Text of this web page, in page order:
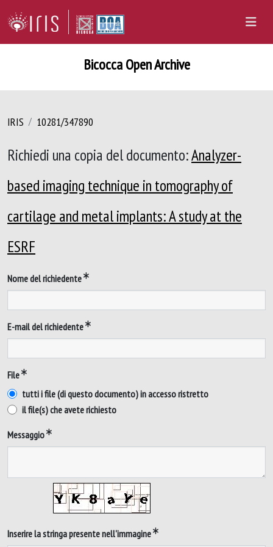
Bicocca Open Archive
IRIS 10281/347890
Richiedi una copia del documento:Analyzer-
based imaging technique in tomography of
cartilage and metal implants: A study at the
ESRF
Nome del richiedente
E-mail del richiedente
File
tutti i file (di questo documento) in accesso ristretto
il file(s) che avete richiesto
Messaggio
Inserire la stringa presente nell'immagine